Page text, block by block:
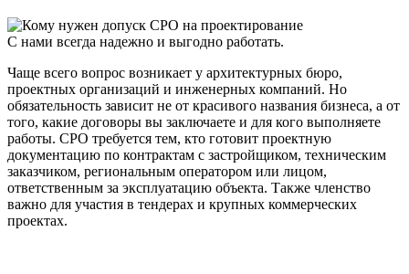
С нами всегда надежно и выгодно работать.
Чаще всего вопрос возникает у архитектурных бюро,
проектных организаций и инженерных компаний. Но
обязательность зависит не от красивого названия бизнеса, а от
того, какие договоры вы заключаете и для кого выполняете
работы. СРО требуется тем, кто готовит проектную
документацию по контрактам с застройщиком, техническим
заказчиком, региональным оператором или лицом,
ответственным за эксплуатацию объекта. Также членство
важно для участия в тендерах и крупных коммерческих
проектах.